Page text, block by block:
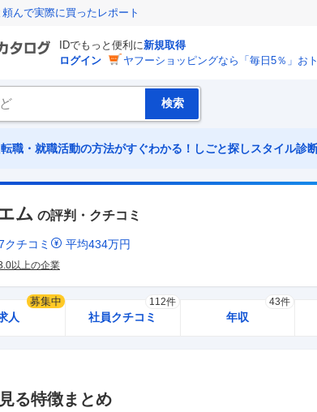
んで実際に買ったレポート
IDでもっと便利に新規取得
ログイン
ヤフーショッピングなら「毎日5％」お
職・就職活動の方法がすぐわかる！しごと探しスタイル診
ム の評判・クチコミ
クチコミ 平均434万円
以上の企業
人
募集中
社員クチコミ
112件
年収
43件
る特徴まとめ